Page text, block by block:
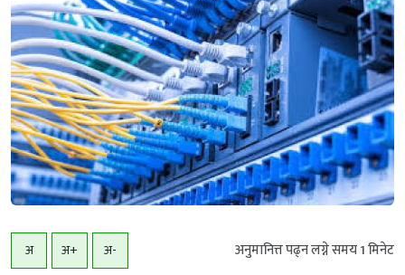
अ अ+ अ- अनुमानित्त पढ्न लग्ने समय1मिनेट